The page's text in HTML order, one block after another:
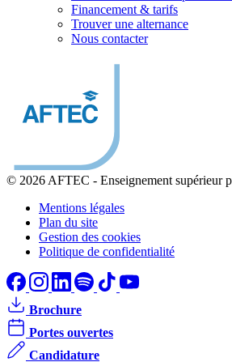
Financement & tarifs
Trouver une alternance
Nous contacter
© 2026 AFTEC - Enseignement supérieur
Mentions légales
Plan du site
Gestion des cookies
Politique de confidentialité
Brochure
Portes ouvertes
Candidature